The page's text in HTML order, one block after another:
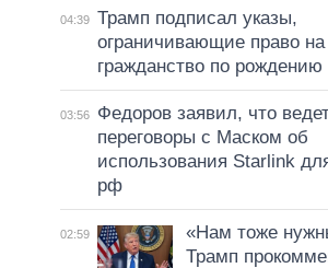
04:39 Трамп подписал указы,
ограничивающие право на
гражданство по
03:56
Федоров заявил, что
переговоры с Маском об
использования Starlink
рф
02:59
«Нам тоже
Трамп